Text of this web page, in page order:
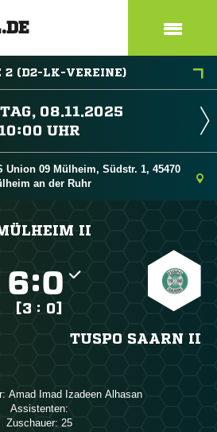
2 (D2-LK-VEREINE)


Union 09 Mülheim, Südstr. 1, 45470
an der Ruhr
II
:
[3 : 0]
TUSPO SAARN II
   
Assistenten:
Zuschauer: 25